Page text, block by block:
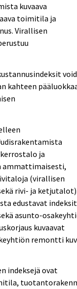
kuvaava
toimitila ja
Virallisen
kahteen
ja
ammattimaisesti,
(virallisen
rivi- ja
edustavat indeksit
asunto-
kuvaavat
remontti
indeksejä ovat